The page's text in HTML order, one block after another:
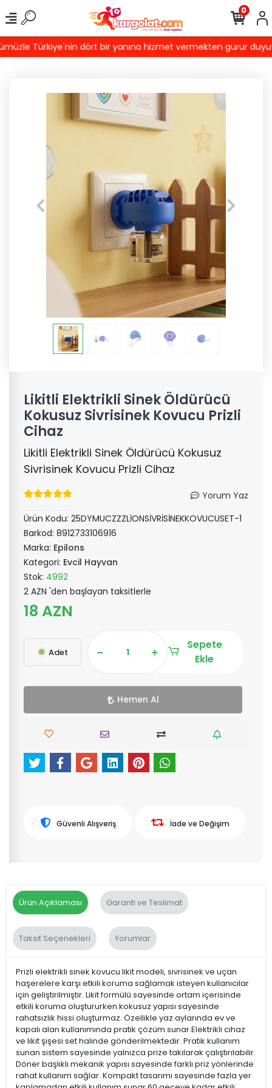
Türkiye'nin dört bir yanına hizmet vermekten gurur
0
Likitli Elektrikli Sinek Öldürücü
Kokusuz Sivrisinek Kovucu Prizli
Cihaz
Likitli Elektrikli Sinek Öldürücü Kokusuz
Sivrisinek Kovucu Prizli Cihaz
Yorum Yaz
Ürün Kodu: 25DYMUCZZZLİONSİVRİSİNEKKOVUCUSET-1
Barkod: 8912733106916
Marka: Epilons
Kategori: Evcil Hayvan
Stok: 4992
2 AZN 'den başlayan taksitlerle
18 AZN
Adet
Sepete
Ekle
Hemen Al
Güvenli Alışveriş İade ve Değişim
Ürün Açıklaması Garanti ve Teslimat
Taksit Seçenekleri Yorumlar
Prizli elektrikli sinek kovucu likit modeli, sivrisinek ve uçan
haşerelere karşı etkili koruma sağlamak isteyen kullanıcılar
için geliştirilmiştir. Likit formülü sayesinde ortam içerisinde
etkili koruma oluştururken kokusuz yapısı sayesinde
rahatsızlık hissi oluşturmaz. Özellikle yaz aylarında ev ve
kapalı alan kullanımında pratik çözüm sunar.Elektrikli cihaz
ve likit şişesi set halinde gönderilmektedir. Pratik kullanım
sunan sistem sayesinde yalnızca prize takılarak çalıştırılabilir.
Döner başlıklı mekanik yapısı sayesinde farklı priz yönlerinde
rahat kullanım sağlar. Kompakt tasarımı sayesinde fazla yer